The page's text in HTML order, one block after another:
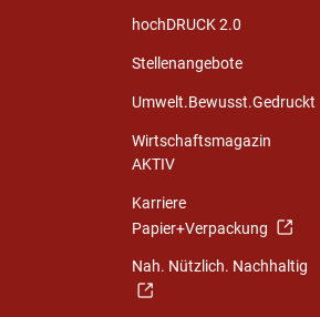
hochDRUCK 2.0
Stellenangebote
Umwelt.Bewusst.Gedruckt
Wirtschaftsmagazin
AKTIV
Karriere
Papier+Verpackung
Nah. Nützlich. Nachhaltig